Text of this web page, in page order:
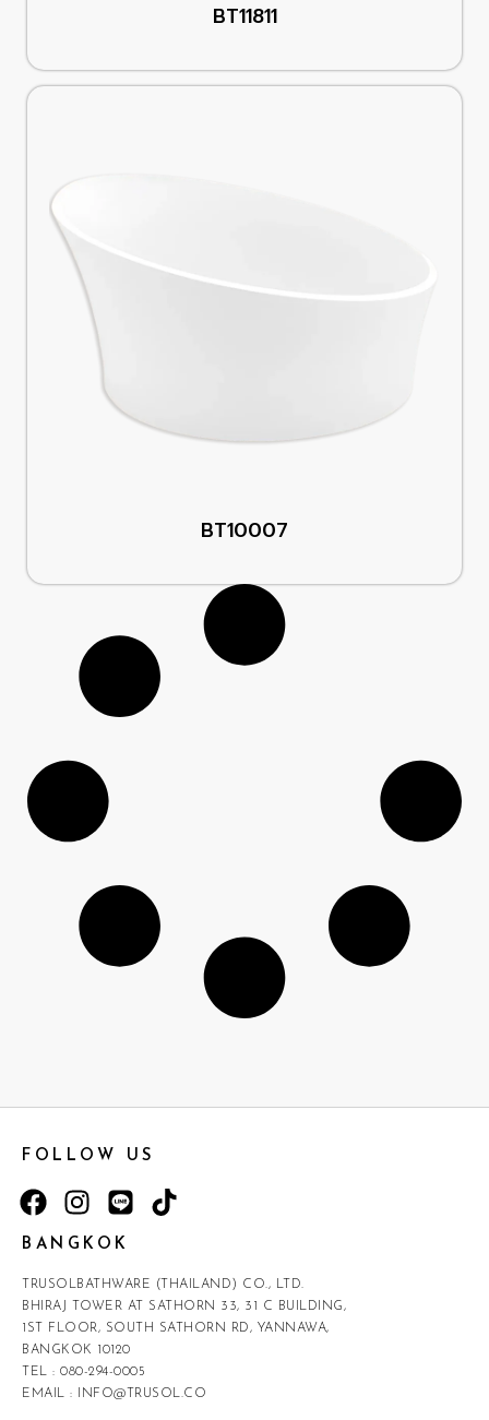
BT11811
BT10007
FOLLOW US
BANGKOK
TRUSOLBATHWARE (THAILAND) CO., LTD.
BHIRAJ TOWER AT SATHORN 33, 31 C BUILDING,
1ST FLOOR, SOUTH SATHORN RD, YANNAWA,
BANGKOK 10120
TEL : 080-294-0005
EMAIL :
INFO@TRUSOL.CO